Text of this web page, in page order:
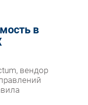
в
вендор